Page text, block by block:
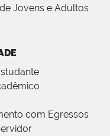
Jovens e Adultos
com Egressos